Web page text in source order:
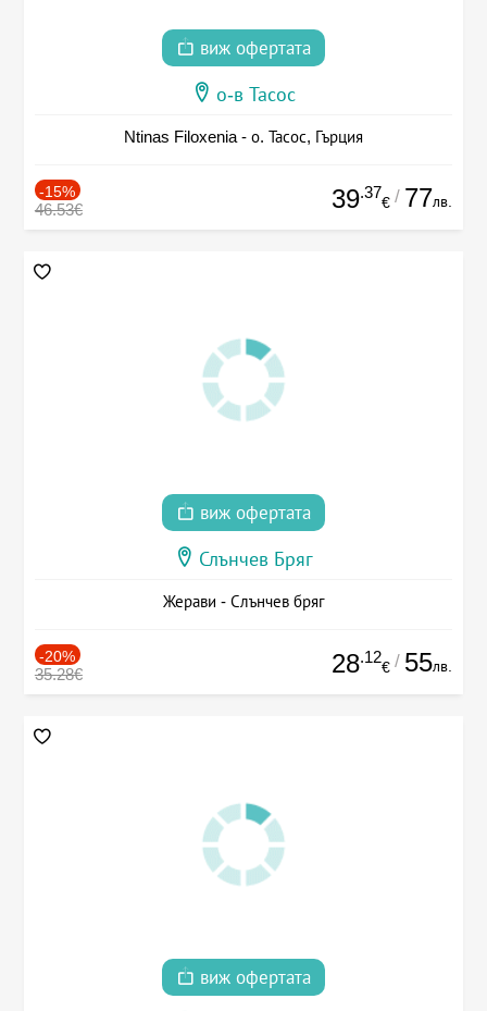
виж офертата
о-в Тасос
Ntinas Filoxenia - о. Тасос, Гърция
-15%
46.53€ 39.37
€ / 77лв.
виж офертата
Слънчев Бряг
Жерави - Слънчев бряг
-20%
35.28€ 28.12
€ / 55лв.
виж офертата